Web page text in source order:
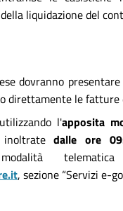
liquidazione del
dovranno
direttamente le fatture
l'apposita
inoltratedalle ore
, sezione “Servizi e-